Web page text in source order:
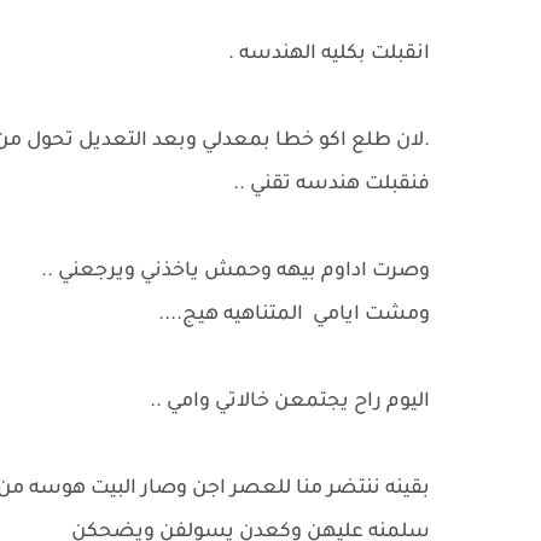
انقبلت بكليه الهندسه .
.لان طلع اكو خطا بمعدلي وبعد التعديل تحول من ٩٥ جان ٨٥
فنقبلت هندسه تقني ..
وصرت اداوم بيهه وحمش ياخذني ويرجعني ..
ومشت ايامي المتناهيه هيج....
اليوم راح يجتمعن خالاتي وامي ..
بقينه ننتضر منا للعصر اجن وصار البيت هوسه
سلمنه عليهن وكعدن يسولفن ويضحكن